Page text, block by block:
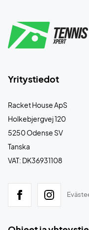
Yritystiedot
Racket House ApS
Holkebjergvej 120
5250 Odense SV
Tanska
VAT: DK36931108